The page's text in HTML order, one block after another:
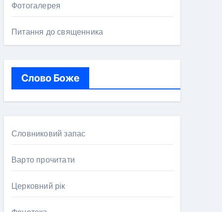
Фотогалерея
Питання до священника
Слово Боже
Словниковий запас
Варто прочитати
Церковний рік